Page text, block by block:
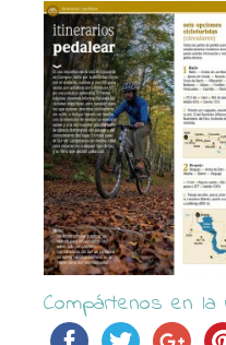
Compártenos en la